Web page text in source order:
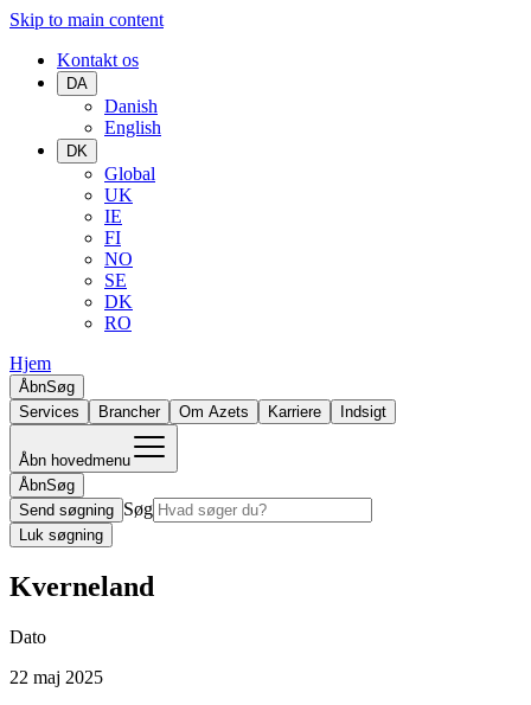
Skip to main content
Kontakt os
DA
Danish
English
DK
Global
UK
IE
FI
NO
SE
DK
RO
Hjem
ÅbnSøg
Services
Brancher Om Azets Karriere Indsigt
Åbn hovedmenu
ÅbnSøg
Send søgning Søg
Luk søgning
Kverneland
Dato
22 maj 2025